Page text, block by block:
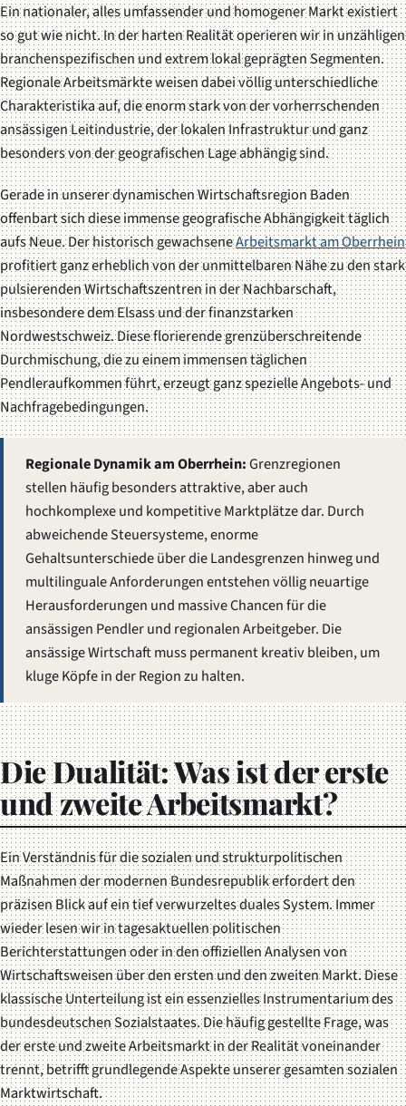
Ein nationaler, alles umfassender und homogener Markt existiert
so gut wie nicht. In der harten Realität operieren wir in unzähligen
branchenspezifischen und extrem lokal geprägten Segmenten.
Regionale Arbeitsmärkte weisen dabei völlig unterschiedliche
Charakteristika auf, die enorm stark von der vorherrschenden
ansässigen Leitindustrie, der lokalen Infrastruktur und ganz
besonders von der geografischen Lage abhängig sind.
Gerade in unserer dynamischen Wirtschaftsregion Baden
offenbart sich diese immense geografische Abhängigkeit täglich
aufs Neue. Der historisch gewachseneArbeitsmarkt am Oberrhein
profitiert ganz erheblich von der unmittelbaren Nähe zu den stark
pulsierenden Wirtschaftszentren in der Nachbarschaft,
insbesondere dem Elsass und der finanzstarken
Nordwestschweiz. Diese florierende grenzüberschreitende
Durchmischung, die zu einem immensen täglichen
Pendleraufkommen führt, erzeugt ganz spezielle Angebots- und
Nachfragebedingungen.
Regionale Dynamik am Oberrhein:Grenzregionen
stellen häufig besonders attraktive, aber auch
hochkomplexe und kompetitive Marktplätze dar. Durch
abweichende Steuersysteme, enorme
Gehaltsunterschiede über die Landesgrenzen hinweg und
multilinguale Anforderungen entstehen völlig neuartige
Herausforderungen und massive Chancen für die
ansässigen Pendler und regionalen Arbeitgeber. Die
ansässige Wirtschaft muss permanent kreativ bleiben, um
kluge Köpfe in der Region zu halten.
Die Dualität: Was ist der erste
und zweite Arbeitsmarkt?
Ein Verständnis für die sozialen und strukturpolitischen
Maßnahmen der modernen Bundesrepublik erfordert den
präzisen Blick auf ein tief verwurzeltes duales System. Immer
wieder lesen wir in tagesaktuellen politischen
Berichterstattungen oder in den offiziellen Analysen von
Wirtschaftsweisen über den ersten und den zweiten Markt. Diese
klassische Unterteilung ist ein essenzielles Instrumentarium des
bundesdeutschen Sozialstaates. Die häufig gestellte Frage, was
der erste und zweite Arbeitsmarkt in der Realität voneinander
trennt, betrifft grundlegende Aspekte unserer gesamten sozialen
Marktwirtschaft.